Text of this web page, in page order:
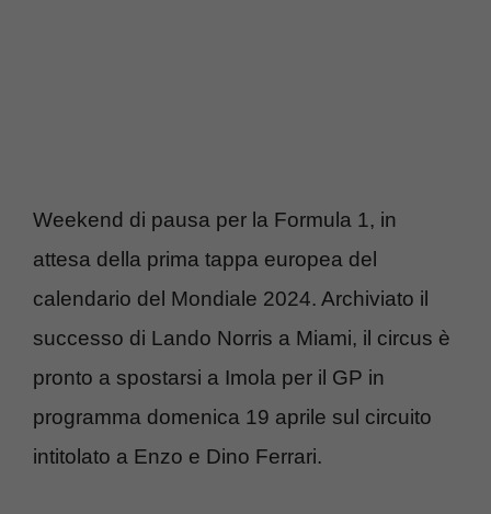
Weekend di pausa per la Formula 1, in
attesa della prima tappa europea del
calendario del Mondiale 2024. Archiviato il
successo di Lando Norris a Miami, il circus è
pronto a spostarsi a Imola per il GP in
programma domenica 19 aprile sul circuito
intitolato a Enzo e Dino Ferrari.